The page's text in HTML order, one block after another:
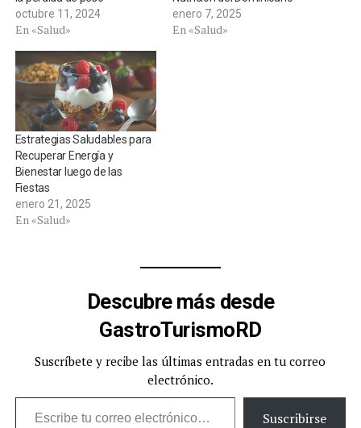
octubre 11, 2024
En «Salud»
enero 7, 2025
En «Salud»
Estrategias Saludables para
Recuperar Energía y
Bienestar luego de las
Fiestas
enero 21, 2025
En «Salud»
Descubre más desde
GastroTurismoRD
Suscríbete y recibe las últimas entradas en tu correo
electrónico.
Escribe tu correo electrónico…
Suscribirse